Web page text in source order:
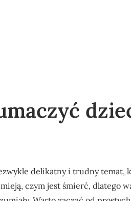
delikatny i trudny temat,
czym jest śmierć, dlatego